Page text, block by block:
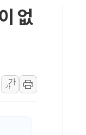
400MW 규모 해남 태양
익화' 내년 상반기부터 본
'초과근무 수당' 챙긴 경찰
템 조길주·이강찬 대표, 자
없
가
가